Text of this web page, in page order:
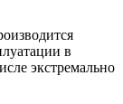
в
экстремально